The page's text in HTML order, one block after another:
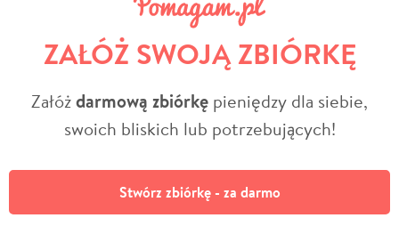
ZAŁÓŻ SWOJĄ ZBIÓRKĘ
Załóżdarmową zbiórkę pieniędzy dla siebie,
swoich bliskich lub potrzebujących!
Stwórz zbiórkę - za darmo